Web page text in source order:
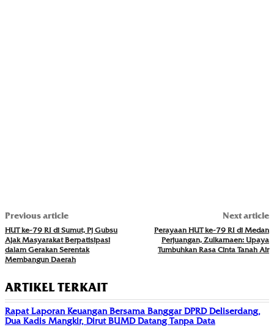
Previous article
HUT ke-79 RI di Sumut, Pj Gubsu
Ajak Masyarakat Berpatisipasi
dalam Gerakan Serentak
Membangun Daerah
Next article
Perayaan HUT ke-79 RI di Medan
Perjuangan, Zulkarnaen: Upaya
Tumbuhkan Rasa Cinta Tanah Air
ARTIKEL TERKAIT
Rapat Laporan Keuangan Bersama Banggar DPRD Deliserdang,
Dua Kadis Mangkir, Dirut BUMD Datang Tanpa Data